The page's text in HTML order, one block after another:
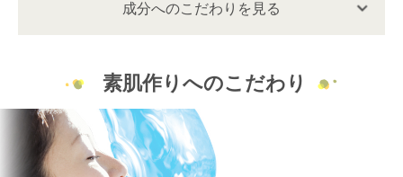
成分へのこだわりを見る
素肌作りへのこだわり